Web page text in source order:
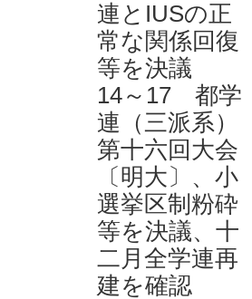
連とIUSの正
常な関係回復
等を決議
14～17 都学
連（三派系）
第十六回大会
〔明大〕、小
選挙区制粉砕
等を決議、十
二月全学連再
建を確認